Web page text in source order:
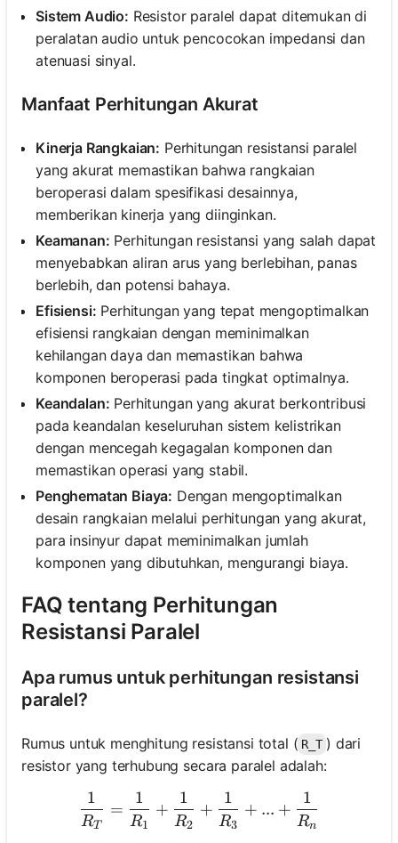
Sistem Audio: Resistor paralel dapat ditemukan di
peralatan audio untuk pencocokan impedansi dan
atenuasi sinyal.
Manfaat Perhitungan Akurat
Kinerja Rangkaian: Perhitungan resistansi paralel
yang akurat memastikan bahwa rangkaian
beroperasi dalam spesifikasi desainnya,
memberikan kinerja yang diinginkan.
Keamanan: Perhitungan resistansi yang salah dapat
menyebabkan aliran arus yang berlebihan, panas
berlebih, dan potensi bahaya.
Efisiensi: Perhitungan yang tepat mengoptimalkan
efisiensi rangkaian dengan meminimalkan
kehilangan daya dan memastikan bahwa
komponen beroperasi pada tingkat optimalnya.
Keandalan: Perhitungan yang akurat berkontribusi
pada keandalan keseluruhan sistem kelistrikan
dengan mencegah kegagalan komponen dan
memastikan operasi yang stabil.
Penghematan Biaya: Dengan mengoptimalkan
desain rangkaian melalui perhitungan yang akurat,
para insinyur dapat meminimalkan jumlah
komponen yang dibutuhkan, mengurangi biaya.
FAQ tentang Perhitungan
Resistansi Paralel
Apa rumus untuk perhitungan resistansi
paralel?
Rumus untuk menghitung resistansi total ( R_T ) dari
resistor yang terhubung secara paralel adalah:
\frac{1}{R_T} =
RT
1
=
R1
1
+
R2
1
+
R3
1
+ ... +
Rn
1